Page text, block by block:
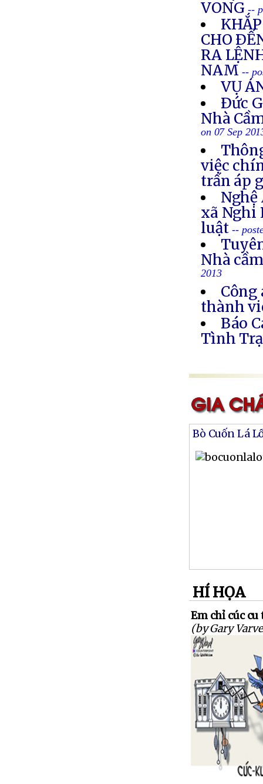
VONG --
CHO
RA
NAM--
VỤ
Ðức
Nhà
on 07 Sep
việc
trấn áp
Nghệ
xã Nghi
luật--
Nhà
2013
thành
Báo
Tình
Bò Cuốn Lá
HÍ HỌA
Em chỉ cúc cu
(by Gary